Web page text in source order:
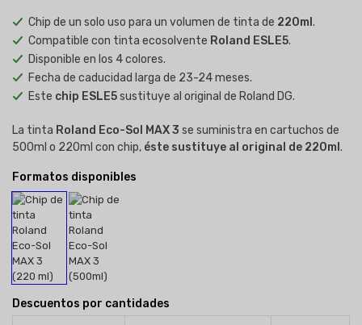
Chip de un solo uso para un volumen de tinta de 220ml .
Compatible con tinta ecosolvente Roland ESLE5.
Disponible en los 4 colores.
Fecha de caducidad larga de 23-24 meses.
Este chip ESLE5sustituye al original de Roland DG.
La tinta Roland Eco-Sol MAX 3 se suministra en cartuchos de
500ml o 220ml con chip, éste sustituye al original de 220ml .
Formatos disponibles
Descuentos por cantidades